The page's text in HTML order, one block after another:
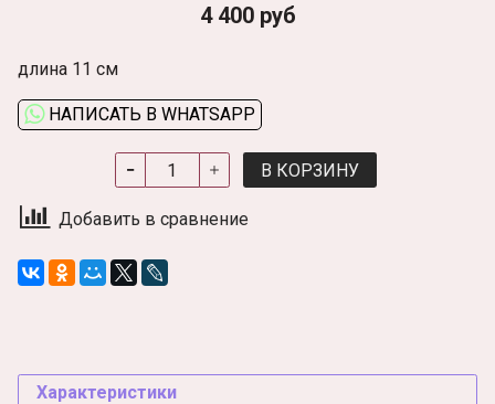
4 400 руб
длина 11 см
НАПИСАТЬ В WHATSAPP
В КОРЗИНУ
Добавить в сравнение
Характеристики